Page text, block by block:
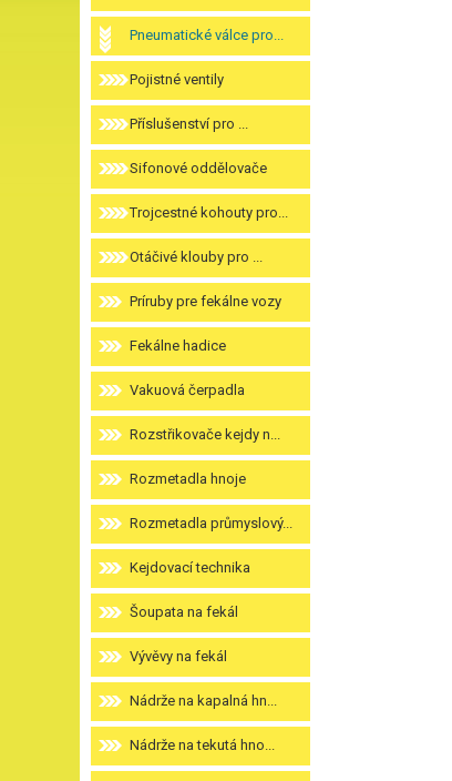
Pneumatické válce pro...
Pojistné ventily
Příslušenství pro ...
Sifonové oddělovače
Trojcestné kohouty pro...
Otáčivé klouby pro ...
Príruby pre fekálne vozy
Fekálne hadice
Vakuová čerpadla
Rozstřikovače kejdy n...
Rozmetadla hnoje
Rozmetadla průmyslový...
Kejdovací technika
Šoupata na fekál
Vývěvy na fekál
Nádrže na kapalná hn...
Nádrže na tekutá hno...